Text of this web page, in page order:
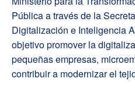
Pública a través de la
Digitalización e Inteligencia
objetivo promover la
pequeñas empresas,
contribuir a modernizar el